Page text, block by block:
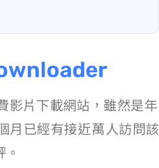
下載網站，雖然是 2025 年 4
已經有接近 60 萬人訪問該